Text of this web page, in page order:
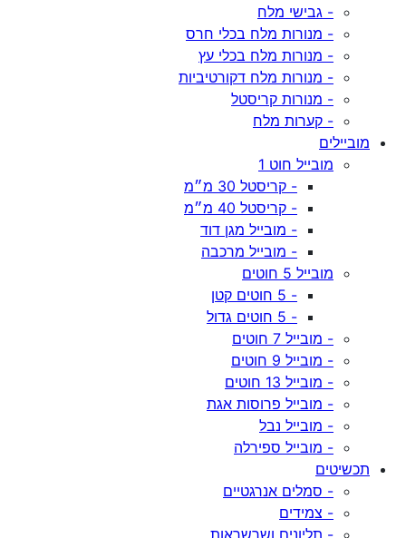
- גבישי מלח
- מנורות מלח בכלי חרס
- מנורות מלח בכלי עץ
- מנורות מלח דקורטיביות
- מנורות קריסטל
- קערות מלח
מוביילים
מובייל חוט 1
- קריסטל 30 מ״מ
- קריסטל 40 מ״מ
- מובייל מגן דוד
- מובייל מרכבה
מובייל 5 חוטים
- 5 חוטים קטן
- 5 חוטים גדול
- מובייל 7 חוטים
- מובייל 9 חוטים
- מובייל 13 חוטים
- מובייל פרוסות אגת
- מובייל נבל
- מובייל ספירלה
תכשיטים
- סמלים אנרגטיים
- צמידים
- תליונים ושרשראות